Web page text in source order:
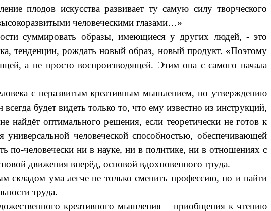
плодов искусства развивает ту самую силу творческого
человеческими глазами…»
суммировать образы, имеющиеся у других людей, - это
тенденции, рождать новый образ, новый продукт. «Поэтому
а не просто воспроизводящей. Этим она с самого начала
с неразвитым креативным мышлением, по утверждению
будет видеть только то, что ему известно из инструкций,
оптимального решения, если теоретически не готов к
человеческой способностью, обеспечивающей
по-человечески ни в науке, ни в политике, ни в отношениях с
движения вперёд, основой вдохновенного труда.
складом ума легче не только сменить профессию, но и найти
труда.
креативного мышления – приобщения к чтению